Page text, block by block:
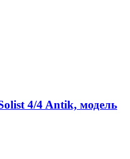
4/4 Antik, модель